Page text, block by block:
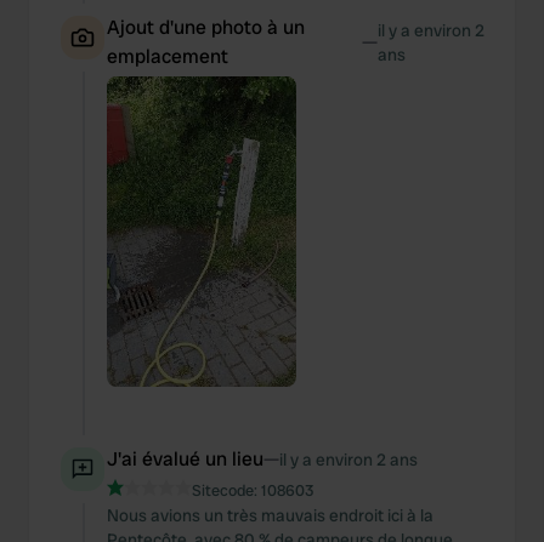
Ajout d'une photo à un
emplacement
—il y a environ 2
ans
J'ai évalué un lieu—il y a environ 2 ans
Sitecode: 108603
Nous avions un très mauvais endroit ici à la